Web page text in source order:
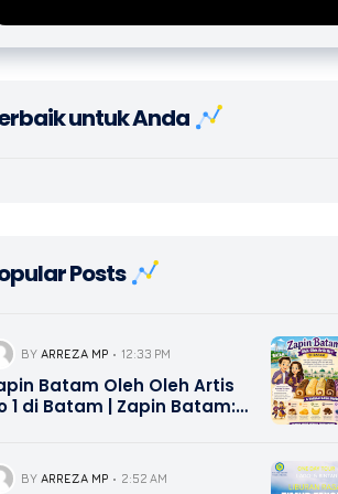
untuk Anda
Posts
BY ARREZA MP 12:33 PM
Batam Oleh Oleh Artis
1 di Batam | Zapin Batam:
BY ARREZA MP 2:52 AM